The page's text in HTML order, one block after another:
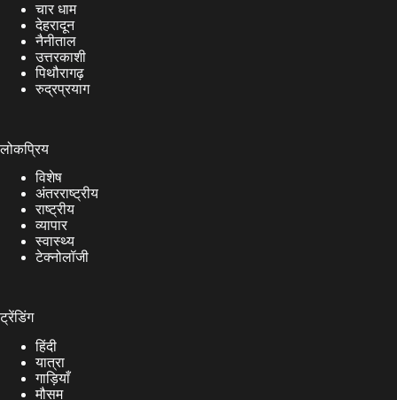
चार धाम
देहरादून
नैनीताल
उत्तरकाशी
पिथौरागढ़
रुद्रप्रयाग
लोकप्रिय
विशेष
अंतरराष्ट्रीय
राष्ट्रीय
व्यापार
स्वास्थ्य
टेक्नोलॉजी
ट्रेंडिंग
हिंदी
यात्रा
गाड़ियाँ
मौसम